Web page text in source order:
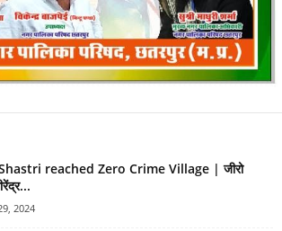
reached Zero Crime Village | जीरो
2024